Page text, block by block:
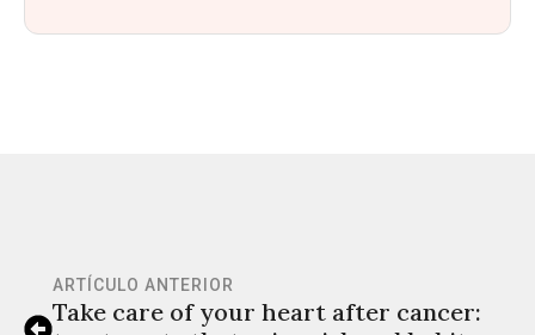
ARTÍCULO ANTERIOR
Take care of your heart after cancer: